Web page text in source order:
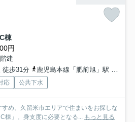
棟
円
建
徒歩31分
鹿児島本線「肥前旭」駅 徒歩40分
応 公共下水
め。久留米市エリアで住まいをお探しな
棟」。身支度に必要となる... もっと見る